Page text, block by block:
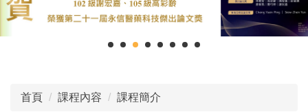
首頁 課程內容 課程簡介